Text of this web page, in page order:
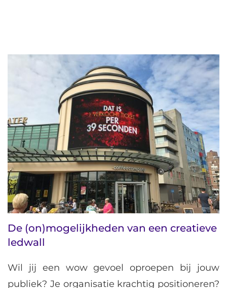
De (on)mogelijkheden van een creatieve
ledwall
Wil jij een wow gevoel oproepen bij jouw
publiek? Je organisatie krachtig positioneren?